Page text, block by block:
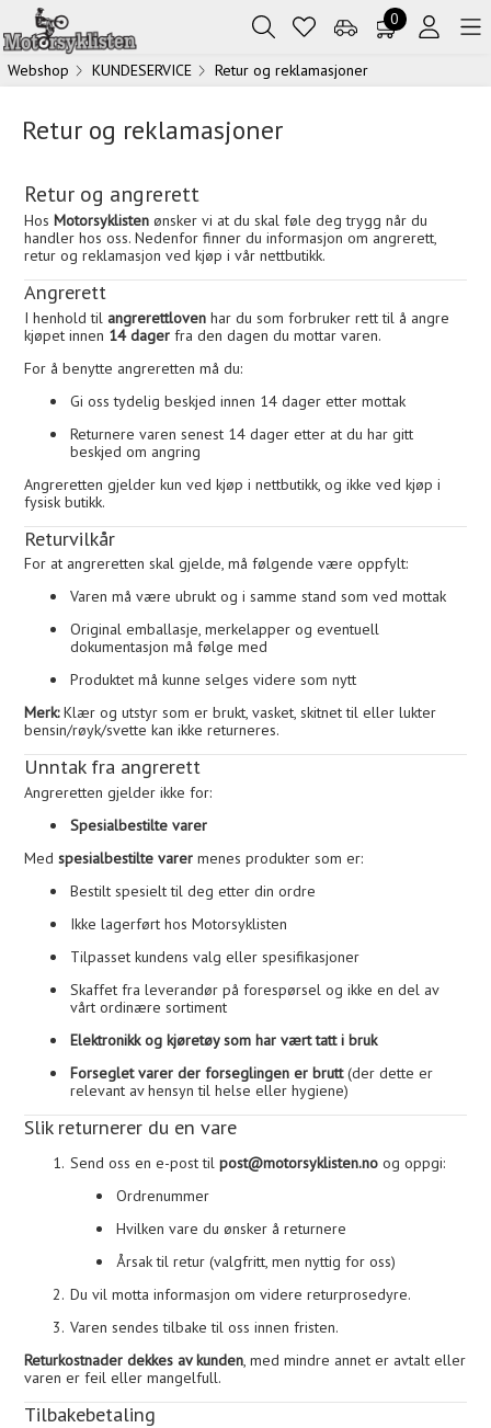
0
Webshop KUNDESERVICE Retur og reklamasjoner
Retur og reklamasjoner
Retur og angrerett
Hos Motorsyklisten ønsker vi at du skal føle deg trygg når du
handler hos oss. Nedenfor finner du informasjon om angrerett,
retur og reklamasjon ved kjøp i vår nettbutikk.
Angrerett
I henhold til angrerettloven har du som forbruker rett til å angre
kjøpet innen 14 dager fra den dagen du mottar varen.
For å benytte angreretten må du:
Gi oss tydelig beskjed innen 14 dager etter mottak
Returnere varen senest 14 dager etter at du har gitt
beskjed om angring
Angreretten gjelder kun ved kjøp i nettbutikk, og ikke ved kjøp i
fysisk butikk.
Returvilkår
For at angreretten skal gjelde, må følgende være oppfylt:
Varen må være ubrukt og i samme stand som ved mottak
Original emballasje, merkelapper og eventuell
dokumentasjon må følge med
Produktet må kunne selges videre som nytt
Merk:Klær og utstyr som er brukt, vasket, skitnet til eller lukter
bensin/røyk/svette kan ikke returneres.
Unntak fra angrerett
Angreretten gjelder ikke for:
Spesialbestilte varer
Med spesialbestilte varer menes produkter som er:
Bestilt spesielt til deg etter din ordre
Ikke lagerført hos Motorsyklisten
Tilpasset kundens valg eller spesifikasjoner
Skaffet fra leverandør på forespørsel og ikke en del av
vårt ordinære sortiment
Elektronikk og kjøretøy som har vært tatt i bruk
Forseglet varer der forseglingen er brutt(der dette er
relevant av hensyn til helse eller hygiene)
Slik returnerer du en vare
Send oss en e-post til post@motorsyklisten.no og oppgi:
Ordrenummer
Hvilken vare du ønsker å returnere
Årsak til retur (valgfritt, men nyttig for oss)
Du vil motta informasjon om videre returprosedyre.
Varen sendes tilbake til oss innen fristen.
Returkostnader dekkes av kunden, med mindre annet er avtalt eller
varen er feil eller mangelfull.
Tilbakebetaling